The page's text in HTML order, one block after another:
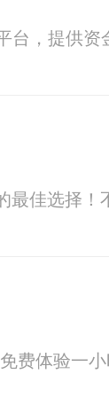
，提供
佳选择
费体验一